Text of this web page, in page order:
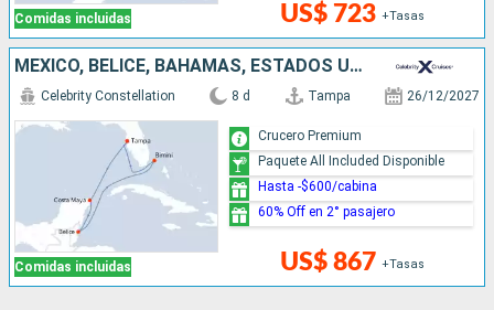
Comidas incluidas US$ 723 +Tasas
MÉXICO, BELICE, BAHAMAS, ESTADOS UNIDOS
Comidas incluidas
Celebrity Constellation 8 d Tampa 26/12/2027
US$ 867 +Tasas
Crucero Premium
Paquete All Included Disponible
Hasta -$600/cabina
60% Off en 2° pasajero